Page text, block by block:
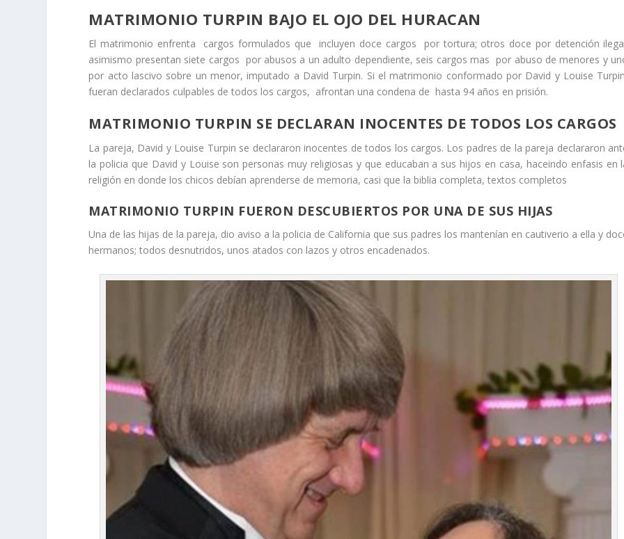
MATRIMONIO TURPIN BAJO EL OJO DEL HURACAN
El matrimonio enfrenta cargos formulados que incluyen doce cargos por tortura; otros doce por detención
asimismo presentan siete cargos por abusos a un adulto dependiente, seis cargos mas por abuso de menores y
por acto lascivo sobre un menor, imputado a David Turpin. Si el matrimonio conformado por David y Louise
fueran declarados culpables de todos los cargos, afrontan una condena de hasta 94 años en prisión.
MATRIMONIO TURPIN SE DECLARAN INOCENTES DE TODOS LOS CARGOS
La pareja, David y Louise Turpin se declararon inocentes de todos los cargos. Los padres de la pareja declararon
la policia que David y Louise son personas muy religiosas y que educaban a sus hijos en casa, haceindo enfasis en
religión en donde los chicos debían aprenderse de memoria, casi que la biblia completa, textos completos
MATRIMONIO TURPIN FUERON DESCUBIERTOS POR UNA DE SUS HIJAS
Una de las hijas de la pareja, dio aviso a la policia de California que sus padres los mantenían en cautiverio a ella y
hermanos; todos desnutridos, unos atados con lazos y otros encadenados.